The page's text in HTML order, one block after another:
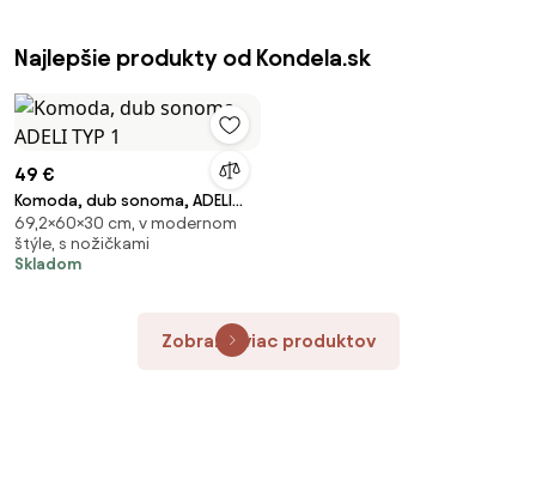
Najlepšie produkty od Kondela.sk
49 €
Komoda, dub sonoma, ADELI
TYP 1
69,2×60×30 cm, v modernom
štýle, s nožičkami
Skladom
Zobraziť viac produktov